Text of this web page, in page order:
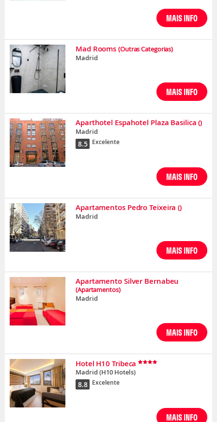
MAIS INFO
Mad Rooms (Outras Categorias)
Madrid
MAIS INFO
Aparthotel Espahotel Plaza Basilica ()
Madrid
8.5 Excelente
MAIS INFO
Apartamentos Pedro Teixeira ()
Madrid
MAIS INFO
Apartamento Silver Bernabeu
(Apartamentos)
Madrid
MAIS INFO
Hotel H10 Tribeca
Madrid(H10 Hotels)
8.8 Excelente
MAIS INFO